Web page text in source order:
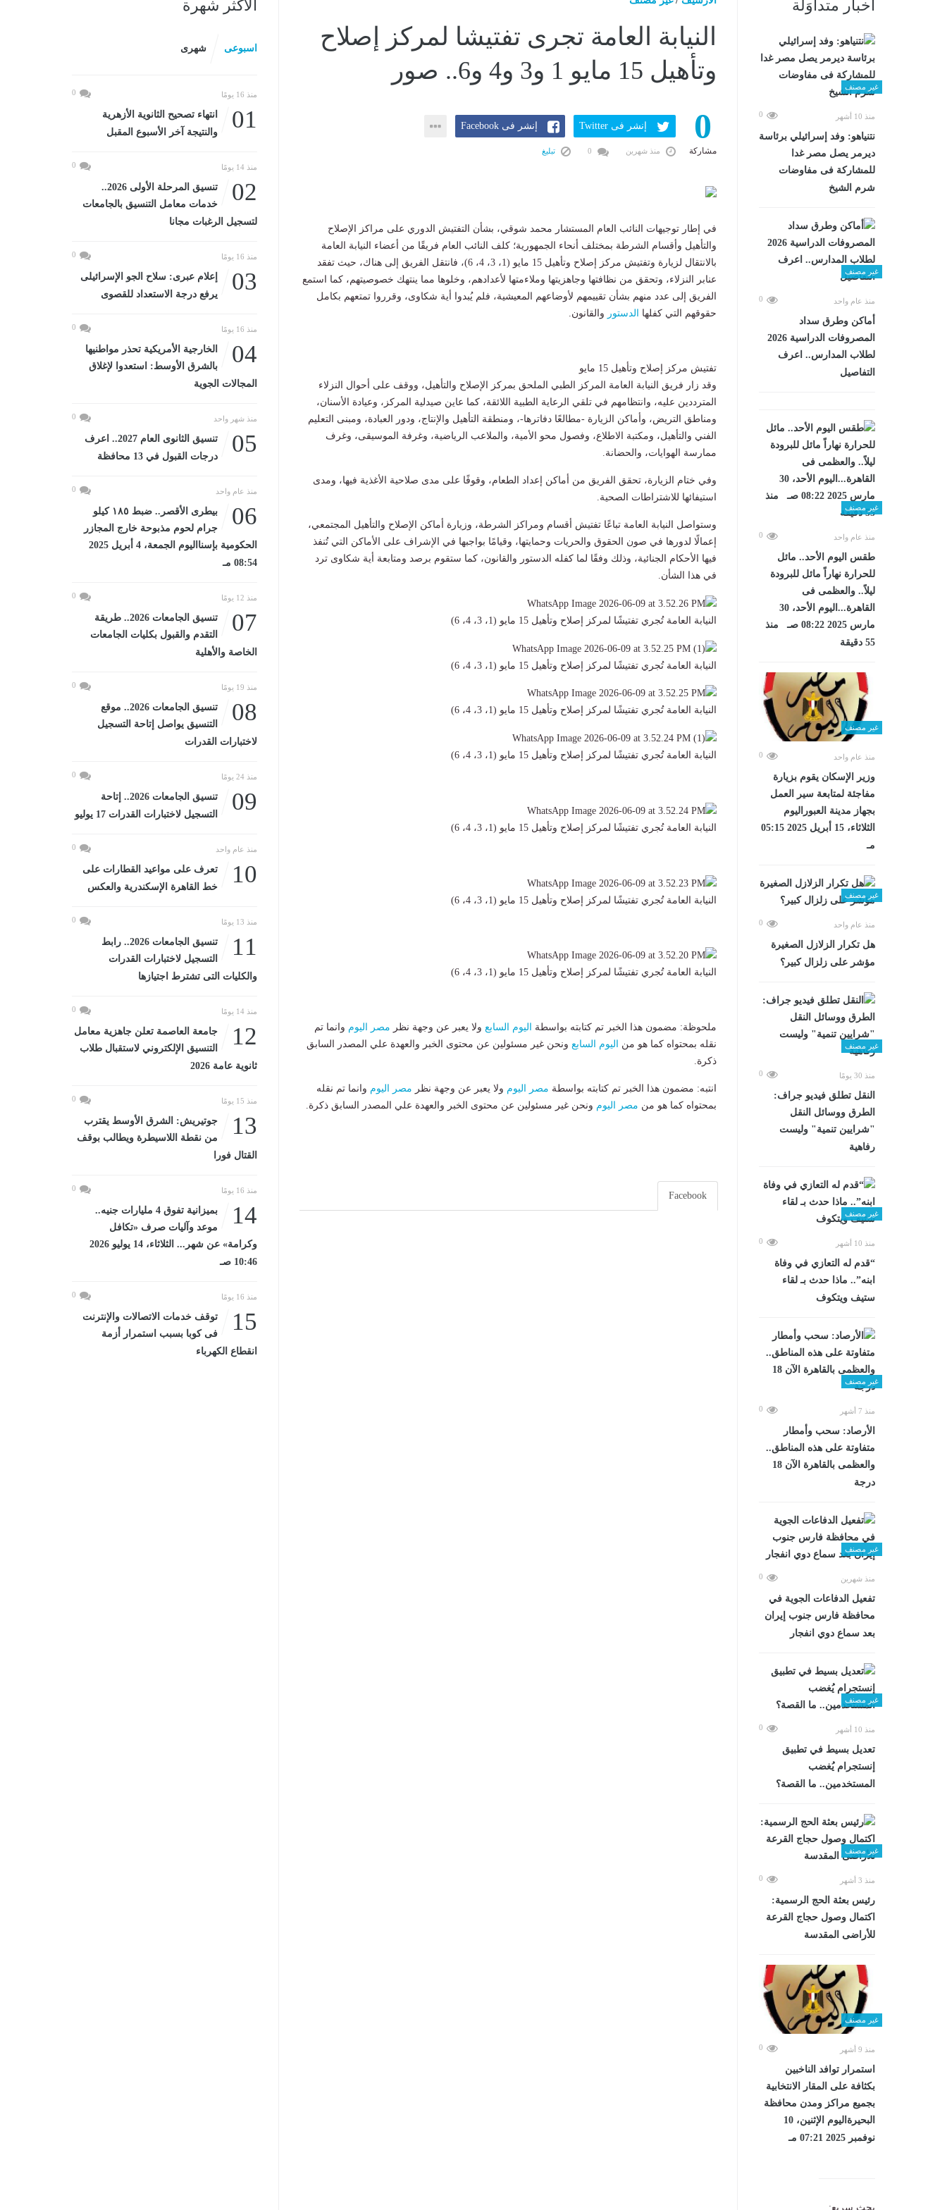
أخبار متداوَلة
غير مصنف
منذ 10 أشهر 0
نتنياهو: وفد إسرائيلي برئاسة
ديرمر يصل مصر غدا
للمشاركة فى مفاوضات
شرم الشيخ
غير مصنف
منذ عام واحد 0
أماكن وطرق سداد
المصروفات الدراسية 2026
لطلاب المدارس.. اعرف
التفاصيل
غير مصنف
منذ عام واحد 0
طقس اليوم الأحد.. مائل
للحرارة نهاراً مائل للبرودة
ليلاً.. والعظمى فى
القاهرة...اليوم الأحد، 30
مارس 2025 08:22 صـ منذ
55 دقيقة
غير مصنف
منذ عام واحد 0
وزير الإسكان يقوم بزيارة
مفاجئة لمتابعة سير العمل
بجهاز مدينة العبوراليوم
الثلاثاء، 15 أبريل 2025 05:15
مـ
غير مصنف
منذ عام واحد 0
هل تكرار الزلازل الصغيرة
مؤشر على زلزال كبير؟
غير مصنف
منذ 30 يومًا 0
​النقل تطلق فيديو جراف:
الطرق ووسائل النقل
"شرايين تنمية" وليست
رفاهية
غير مصنف
منذ 10 أشهر 0
“قدم له التعازي في وفاة
ابنه”.. ماذا حدث بـ لقاء
ستيف ويتكوف
غير مصنف
منذ 7 أشهر 0
الأرصاد: سحب وأمطار
متفاوتة على هذه المناطق..
والعظمى بالقاهرة الآن 18
درجة
غير مصنف
منذ شهرين 0
تفعيل الدفاعات الجوية في
محافظة فارس جنوب إيران
بعد سماع دوي انفجار
غير مصنف
منذ 10 أشهر 0
تعديل بسيط في تطبيق
إنستجرام يُغضب
المستخدمين.. ما القصة؟
غير مصنف
منذ 3 أشهر 0
رئيس بعثة الحج الرسمية:
اكتمال وصول حجاج القرعة
للأراضى المقدسة
غير مصنف
منذ 9 أشهر 0
استمرار توافد الناخبين
بكثافة على المقار الانتخابية
بجميع مراكز ومدن محافظة
البحيرةاليوم الإثنين، 10
نوفمبر 2025 07:21 مـ
بحث سريع:
النيابة العامة تجرى تفتيشا لمركز إصلاح
وتأهيل 15 مايو 1 و3 و4 و6.. صور
0
مشاركة
إنشر فى Twitter إنشر فى Facebook
منذ شهرين تبليغ
في إطار توجيهات النائب العام المستشار محمد شوقي، بشأن التفتيش الدوري على مراكز الإصلاح
والتأهيل وأقسام الشرطة بمختلف أنحاء الجمهورية؛ كلف النائب العام فريقًا من أعضاء النيابة العامة
بالانتقال لزيارة وتفتيش مركز إصلاح وتأهيل 15 مايو (1، 3، 4، 6)، فانتقل الفريق إلى هناك، حيث تفقد
عنابر النزلاء، وتحقق من نظافتها وجاهزيتها وملاءمتها لأعدادهم، وخلوها مما ينتهك خصوصيتهم، كما استمع
الفريق إلى عدد منهم بشأن تقييمهم لأوضاعهم المعيشية، فلم يُبدوا أية شكاوى، وقرروا تمتعهم بكامل
حقوقهم التي كفلها
الدستور والقانون.
تفتيش مركز إصلاح وتأهيل 15 مايو
وقد زار فريق النيابة العامة المركز الطبي الملحق بمركز الإصلاح والتأهيل، ووقف على أحوال النزلاء
المترددين عليه، وانتظامهم في تلقي الرعاية الطبية اللائقة، كما عاين صيدلية المركز، وعيادة الأسنان،
ومناطق التريض، وأماكن الزيارة -مطالعًا دفاترها-، ومنطقة التأهيل والإنتاج، ودور العبادة، ومبنى التعليم
الفني والتأهيل، ومكتبة الاطلاع، وفصول محو الأمية، والملاعب الرياضية، وغرفة الموسيقى، وغرف
ممارسة الهوايات، والحضانة.
وفي ختام الزيارة، تحقق الفريق من أماكن إعداد الطعام، وقوفًا على مدى صلاحية الأغذية فيها، ومدى
استيفائها للاشتراطات الصحية.
وستواصل النيابة العامة تباعًا تفتيش أقسام ومراكز الشرطة، وزيارة أماكن الإصلاح والتأهيل المجتمعي،
إعمالًا لدورها في صون الحقوق والحريات وحمايتها، وقيامًا بواجبها في الإشراف على الأماكن التي تُنفذ
فيها الأحكام الجنائية، وذلك وفقًا لما كفله الدستور والقانون، كما ستقوم برصد ومتابعة أية شكاوى ترد
في هذا الشأن.
النيابة العامة تُجري تفتيشًا لمركز إصلاح وتأهيل 15 مايو (1، 3، 4، 6)
النيابة العامة تُجري تفتيشًا لمركز إصلاح وتأهيل 15 مايو (1، 3، 4، 6)
النيابة العامة تُجري تفتيشًا لمركز إصلاح وتأهيل 15 مايو (1، 3، 4، 6)
النيابة العامة تُجري تفتيشًا لمركز إصلاح وتأهيل 15 مايو (1، 3، 4، 6)
النيابة العامة تُجري تفتيشًا لمركز إصلاح وتأهيل 15 مايو (1، 3، 4، 6)
النيابة العامة تُجري تفتيشًا لمركز إصلاح وتأهيل 15 مايو (1، 3، 4، 6)
النيابة العامة تُجري تفتيشًا لمركز إصلاح وتأهيل 15 مايو (1، 3، 4، 6)
ملحوظة: مضمون هذا الخبر تم كتابته بواسطة اليوم السابع ولا يعبر عن وجهة نظر مصر اليوم وانما تم
نقله بمحتواه كما هو من
اليوم السابع ونحن غير مسئولين عن محتوى الخبر والعهدة علي المصدر السابق
ذكرة.
انتبه: مضمون هذا الخبر تم كتابته بواسطة مصر اليوم ولا يعبر عن وجهة نظر مصر اليوم وانما تم نقله
بمحتواه كما هو من مصر اليوم ونحن غير مسئولين عن محتوى الخبر والعهدة علي المصدر السابق ذكرة.
Facebook
الأكثر شهرة
اسبوعى شهرى
منذ 16 يومًا 0
01
انتهاء تصحيح الثانوية الأزهرية
والنتيجة آخر الأسبوع المقبل
منذ 14 يومًا 0
02
تنسيق المرحلة الأولى 2026..
خدمات معامل التنسيق بالجامعات
لتسجيل الرغبات مجانا
منذ 16 يومًا 0
03
إعلام عبرى: سلاح الجو الإسرائيلى
يرفع درجة الاستعداد للقصوى
منذ 16 يومًا 0
04
الخارجية الأمريكية تحذر مواطنيها
بالشرق الأوسط: استعدوا لإغلاق
المجالات الجوية
منذ شهر واحد 0
05
تنسيق الثانوى العام 2027.. اعرف
درجات القبول في 13 محافظة
منذ عام واحد 0
06
بيطرى الأقصر.. ضبط ١٨٥ كيلو
جرام لحوم مذبوحة خارج المجازر
الحكومية بإسنااليوم الجمعة، 4 أبريل 2025
08:54 مـ
منذ 12 يومًا 0
07
تنسيق الجامعات 2026.. طريقة
التقدم والقبول بكليات الجامعات
الخاصة والأهلية
منذ 19 يومًا 0
08
تنسيق الجامعات 2026.. موقع
التنسيق يواصل إتاحة التسجيل
لاختبارات القدرات
منذ 24 يومًا 0
09
تنسيق الجامعات 2026.. إتاحة
التسجيل لاختبارات القدرات 17 يوليو
منذ عام واحد 0
10
تعرف على مواعيد القطارات على
خط القاهرة الإسكندرية والعكس
منذ 13 يومًا 0
11
تنسيق الجامعات 2026.. رابط
التسجيل لاختبارات القدرات
والكليات التى تشترط اجتيازها
منذ 14 يومًا 0
12
جامعة العاصمة تعلن جاهزية معامل
التنسيق الإلكتروني لاستقبال طلاب
ثانوية عامة 2026
منذ 15 يومًا 0
13
جوتيريش: الشرق الأوسط يقترب
من نقطة اللاسيطرة ويطالب بوقف
القتال فورا
منذ 16 يومًا 0
14
بميزانية تفوق 4 مليارات جنيه..
موعد وآليات صرف «تكافل
وكرامة» عن شهر... الثلاثاء، 14 يوليو 2026
10:46 صـ
منذ 16 يومًا 0
15
توقف خدمات الاتصالات والإنترنت
فى كوبا بسبب استمرار أزمة
انقطاع الكهرباء